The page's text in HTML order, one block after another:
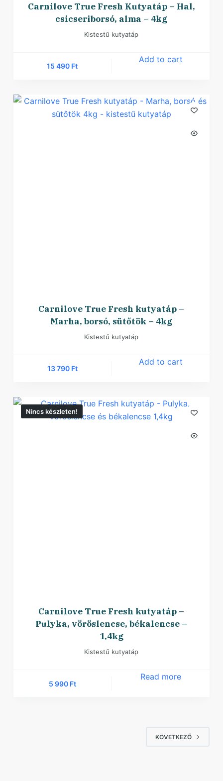
Carnilove True Fresh Kutyatáp – Hal,
csicseriborsó, alma – 4kg
Kistestű kutyatáp
15 490 Ft
Add to cart
Carnilove True Fresh kutyatáp –
Marha, borsó, sütőtök – 4kg
Kistestű kutyatáp
13 790 Ft
Add to cart
Nincs készleten!
Carnilove True Fresh kutyatáp –
Pulyka, vöröslencse, békalencse –
1,4kg
Kistestű kutyatáp
5 990 Ft
Read more
KÖVETKEZŐ